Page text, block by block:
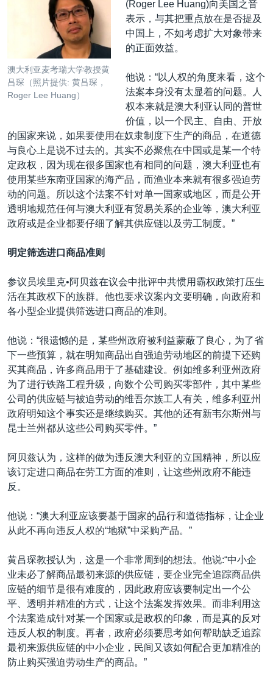
澳大利亚麦考瑞大学教授黄
吕琛（照片提供: 黄吕琛，
Roger Lee Huang）
(Roger Lee Huang)向美国之音
表示，与其把重点放在是否提及
中国上，不如考虑扩大对象带来
的正面效益。
他说：“以人权的角度来看，这个
法案本身没有太显着的问题。人
权本来就是澳大利亚认同的普世
价值，以一个民主、自由、开放
的国家来说，如果要使用在奴隶制度下生产的商品，在道德
与良心上是说不过去的。其实不必聚焦在中国或是某一个特
定政权，因为现在很多国家也有相同的问题，澳大利亚也有
使用某些东南亚国家的海产品，而渔业本来就有很多强迫劳
动的问题。所以这个法案不针对单一国家或地区，而是公开
透明地规范任何与澳大利亚有贸易关系的企业等，澳大利亚
政府或是企业都要仔细了解其供应链以及劳工制度。”
明定筛选进口商品准则
参议员埃里克•阿贝兹在议会中批评中共惯用霸权政策打压生
活在其政权下的族群。他也要求议案内文要明确，向政府和
各小型企业提供筛选进口商品的准则。
他说：“很遗憾的是，某些州政府被利益蒙蔽了良心，为了省
下一些预算，就在明知商品出自强迫劳动地区的前提下还购
买其商品，许多商品用于了基础建设。例如维多利亚州政府
为了进行铁路工程升级，向数个公司购买零部件，其中某些
公司的供应链与被迫劳动的维吾尔族工人有关，维多利亚州
政府明知这个事实还是继续购买。其他的还有新韦尔斯州与
昆士兰州都从这些公司购买零件。”
阿贝兹认为，这样的做为违反澳大利亚的立国精神，所以应
该订定进口商品在劳工方面的准则，让这些州政府不能违
反。
他说：“澳大利亚应该要基于国家的品行和道德指标，让企业
从此不再向违反人权的“地狱”中采购产品。”
黄吕琛教授认为，这是一个非常周到的想法。他说:“中小企
业未必了解商品最初来源的供应链，要企业完全追踪商品供
应链的细节是很有难度的，因此政府应该要制定出一个公
平、透明并精准的方式，让这个法案发挥效果。而非利用这
个法案造成针对某一个国家或是政权的印象，而是真的反对
违反人权的制度。再者，政府必须要思考如何帮助缺乏追踪
最初来源供应链的中小企业，民间又该如何配合更加精准的
防止购买强迫劳动生产的商品。”